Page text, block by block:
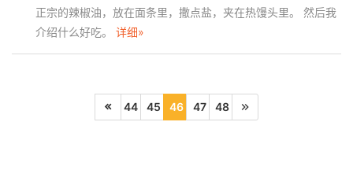
正宗的辣椒油，放在面条里，撒点盐，夹在热馒头里。 然后我
介绍什么好吃。 详细»
44 45 46 47 48